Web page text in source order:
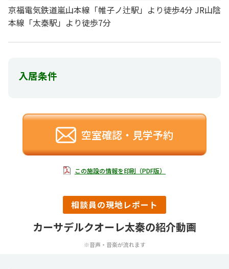
京福電気鉄道嵐山本線「帷子ノ辻駅」より徒歩4分 JR山陰
本線「太秦駅」より徒歩7分
入居条件
空室確認・見学予約
この施設の情報を印刷（PDF版）
相談員の現地レポート
カーサデルクオーレ太秦の紹介動画
※音声・音楽が流れます